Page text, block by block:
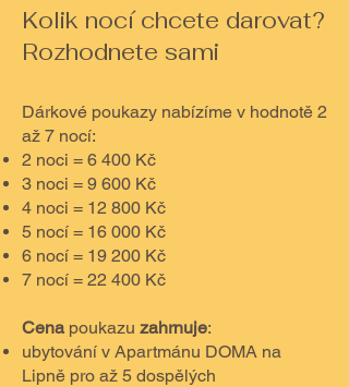
Kolik nocí chcete darovat?
Rozhodnete sami
Dárkové poukazy nabízíme v hodnotě 2
až 7 nocí:
2 noci = 6 400 Kč
3 noci = 9 600 Kč
4 noci = 12 800 Kč
5 nocí = 16 000 Kč
6 nocí = 19 200 Kč
7 nocí = 22 400 Kč
Cena poukazu zahrnuje:
ubytování v Apartmánu DOMA na
Lipně pro až 5 dospělých